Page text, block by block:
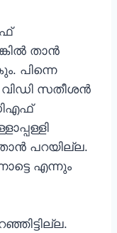
താന്‍
പിന്നെ
വിഡി സതീശന്‍
പറയില്ല.
എന്നും